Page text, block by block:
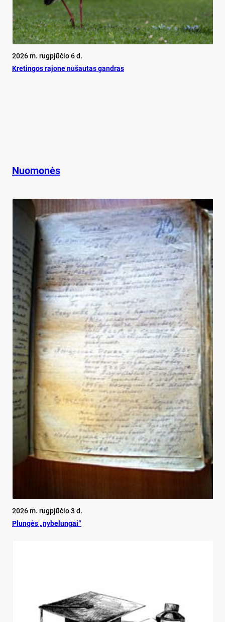
2026 m. rugpjūčio 6 d.
Kretingos rajone nušautas gandras
Nuomonės
2026 m. rugpjūčio 3 d.
Plun­gės „ny­be­lun­gai“